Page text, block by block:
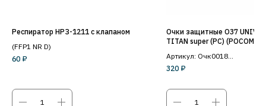
Респиратор НРЗ-1211 с клапаном
(FFP1 NR D)
60 ₽
Очки защитные О37
TITAN super (PC) (РОСОМЗ)
Артикул: Очк0018
320 ₽